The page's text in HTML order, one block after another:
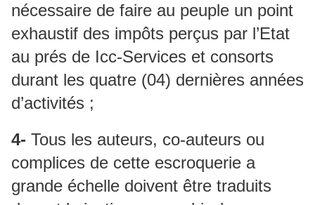
nécessaire de faire au peuple un point
exhaustif des impôts perçus par l’Etat
au prés de Icc-Services et consorts
durant les quatre (04) dernières années
d’activités ;
4- Tous les auteurs, co-auteurs ou
complices de cette escroquerie a
grande échelle doivent être traduits